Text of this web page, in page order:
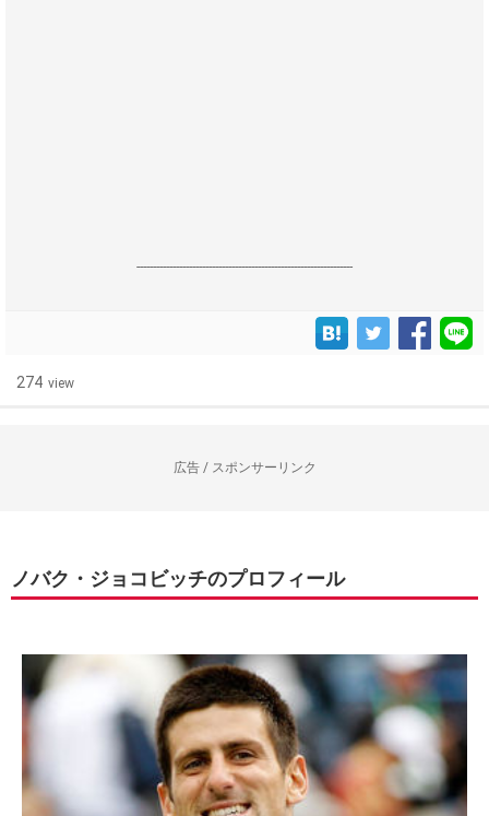
------------------------------------------------------------------
274 view
広告 / スポンサーリンク
ノバク・ジョコビッチのプロフィール